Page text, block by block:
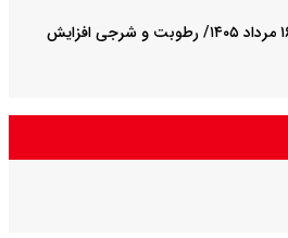
پیش بینی هوای بوشهر فردا ۱۶ مرداد ۱۴۰۵/ رطوبت و شرجی افزایش